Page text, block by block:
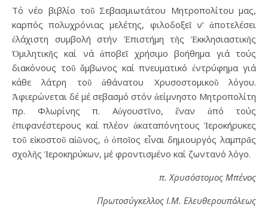
Τό νέο βιβλίο τοῦ Σεβασμιωτάτου Μητροπολίτου μας,
καρπός πολυχρόνιας μελέτης, φιλοδοξεῖ ν’ ἀποτελέσει
ἐλάχιστη συμβολή στήν Ἐπιστήμη τῆς Ἐκκλησιαστικῆς
Ὁμιλητικῆς καί νά ἀποβεῖ χρήσιμο βοήθημα γιά τούς
διακόνους τοῦ ἄμβωνος καί πνευματικό ἐντρύφημα γιά
κάθε λάτρη τοῦ ἀθάνατου Χρυσοστομικοῦ λόγου.
Ἀφιερώνεται δέ μέ σεβασμό στόν ἀείμνηστο Μητροπολίτη
πρ. Φλωρίνης π. Αὐγουστῖνο, ἕναν ἀπό τούς
ἐπιφανέστερους καί πλέον ἀκαταπόνητους Ἱεροκήρυκες
τοῦ εἰκοστοῦ αἰῶνος, ὁ ὁποῖος εἶναι δημιουργός λαμπρᾶς
σχολῆς Ἱεροκηρύκων, μέ φροντισμένο καί ζωντανό λόγο.
π. Χρυσόστομος Μπένος
Πρωτοσύγκελλος Ι.Μ. Ελευθερουπόλεως